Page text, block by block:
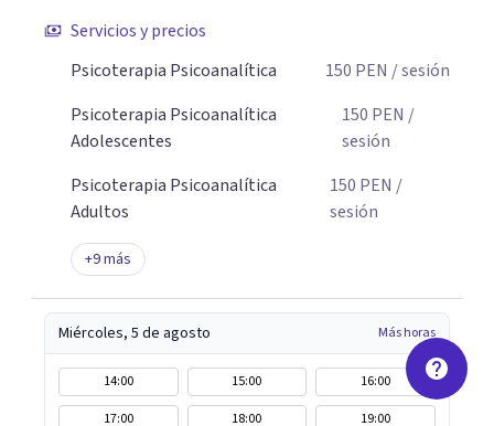
Servicios y precios
Psicoterapia Psicoanalítica
150 PEN / sesión
Psicoterapia Psicoanalítica
Adolescentes
150 PEN /
sesión
Psicoterapia Psicoanalítica
Adultos
150 PEN /
sesión
+9más
Miércoles, 5 de agosto Más horas
14:00 15:00
16:00
17:00
18:00 19:00